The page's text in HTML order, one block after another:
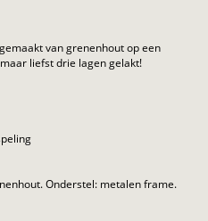
van grenenhout op een
liefst drie lagen gelakt!
Onderstel: metalen frame.